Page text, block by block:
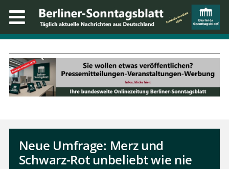
Neue Umfrage: Merz und
Schwarz-Rot unbeliebt wie nie